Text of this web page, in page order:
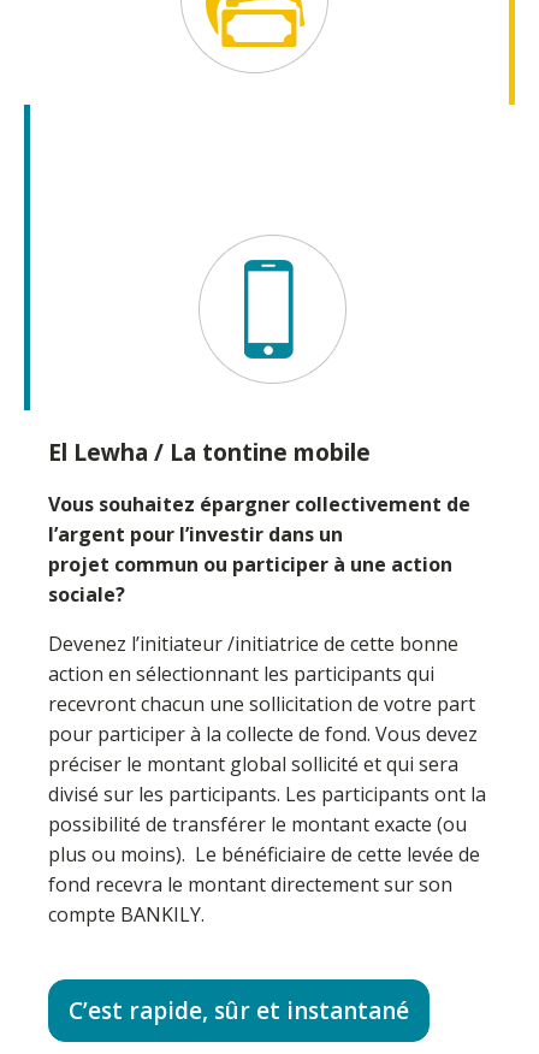
El Lewha / La tontine mobile
Vous souhaitez épargner collectivement de
l’argent pour l’investir dans un
projet commun ou participer à une action
sociale?
Devenez l’initiateur /initiatrice de cette bonne
action en sélectionnant les participants qui
recevront chacun une sollicitation de votre part
pour participer à la collecte de fond. Vous devez
préciser le montant global sollicité et qui sera
divisé sur les participants. Les participants ont la
possibilité de transférer le montant exacte (ou
plus ou moins). Le bénéficiaire de cette levée de
fond recevra le montant directement sur son
compte BANKILY.
C’est rapide, sûr et instantané